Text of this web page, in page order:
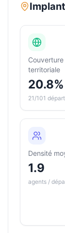
Couverture
territoriale
20.8%
21/101
Densité
1.9
agents /